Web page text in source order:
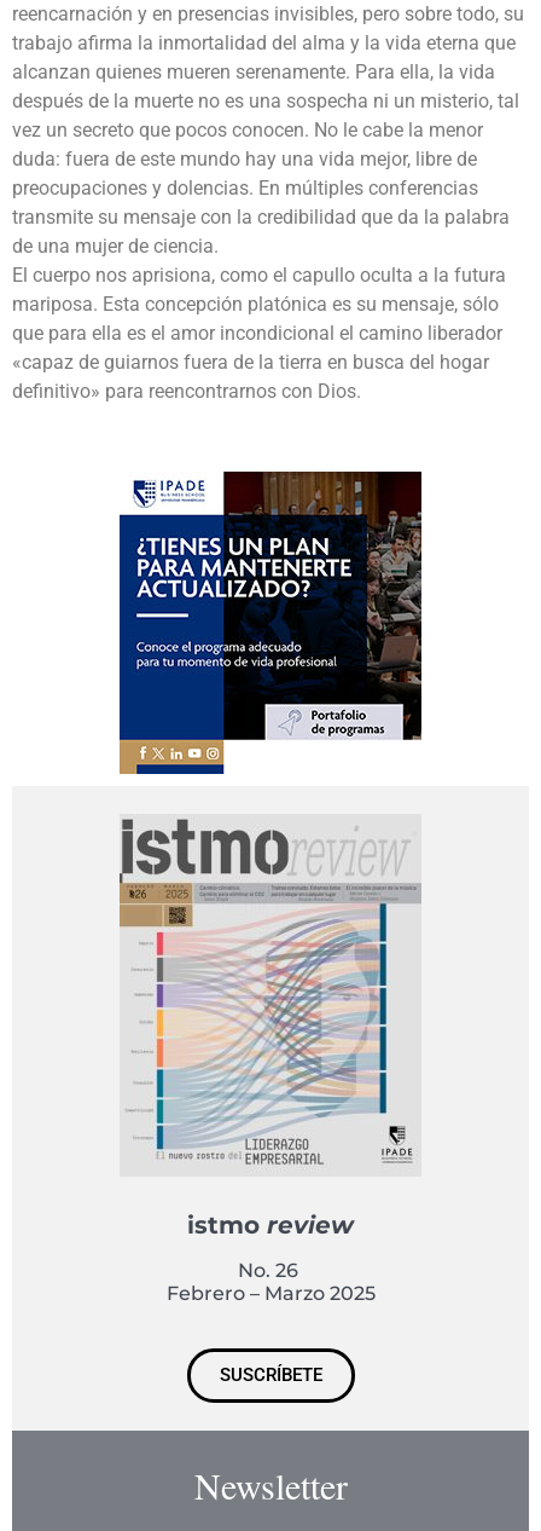
reencarnación y en presencias invisibles, pero sobre todo, su
trabajo afirma la inmortalidad del alma y la vida eterna que
alcanzan quienes mueren serenamente. Para ella, la vida
después de la muerte no es una sospecha ni un misterio, tal
vez un secreto que pocos conocen. No le cabe la menor
duda: fuera de este mundo hay una vida mejor, libre de
preocupaciones y dolencias. En múltiples conferencias
transmite su mensaje con la credibilidad que da la palabra
de una mujer de ciencia.
El cuerpo nos aprisiona, como el capullo oculta a la futura
mariposa. Esta concepción platónica es su mensaje, sólo
que para ella es el amor incondicional el camino liberador
«capaz de guiarnos fuera de la tierra en busca del hogar
definitivo» para reencontrarnos con Dios.
istmo review
No. 26
Febrero – Marzo 2025
SUSCRÍBETE
Newsletter